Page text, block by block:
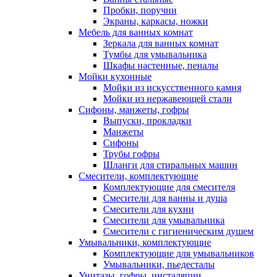
Пробки, поручни
Экраны, каркасы, ножки
Мебель для ванных комнат
Зеркала для ванных комнат
Тумбы для умывальника
Шкафы настенные, пеналы
Мойки кухонные
Мойки из искусственного камня
Мойки из нержавеющей стали
Сифоны, манжеты, гофры
Выпуски, прокладки
Манжеты
Сифоны
Трубы гофры
Шланги для стиральных машин
Смесители, комплектующие
Комплектующие для смесителя
Смесители для ванны и душа
Смесители для кухни
Смесители для умывальника
Смесители с гигиеническим душем
Умывальники, комплектующие
Комплектующие для умывальников
Умывальники, пьедесталы